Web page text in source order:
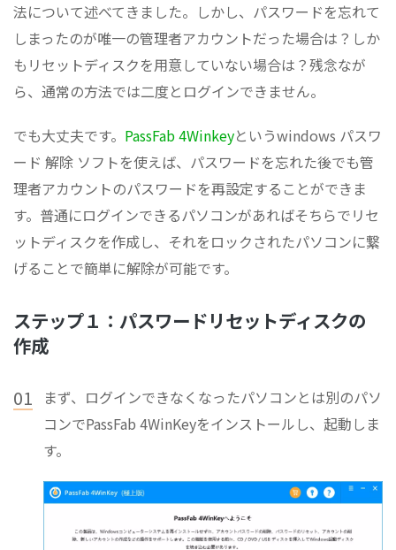
法について述べてきました。しかし、パスワードを忘れて
しまったのが唯一の管理者アカウントだった場合は？しか
もリセットディスクを用意していない場合は？残念なが
ら、通常の方法では二度とログインできません。
でも大丈夫です。 PassFab 4Winkeyというwindows パスワ
ード 解除 ソフトを使えば、パスワードを忘れた後でも管
理者アカウントのパスワードを再設定することができま
す。普通にログインできるパソコンがあればそちらでリセ
ットディスクを作成し、それをロックされたパソコンに繋
げることで簡単に解除が可能です。
ステップ１：パスワードリセットディスクの
作成
01
まず、ログインできなくなったパソコンとは別のパソ
コンでPassFab 4WinKeyをインストールし、起動しま
す。